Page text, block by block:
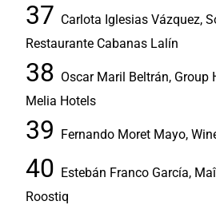
Carlota Iglesias Vázquez,
Restaurante Cabanas Lalín
Oscar Maril Beltrán, Group
Melia Hotels
Fernando Moret Mayo,
Estebán Franco García,
Roostiq